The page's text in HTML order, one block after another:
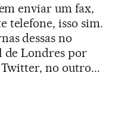
enviar um fax,
telefone, isso sim.
dessas no
de Londres por
no outro...